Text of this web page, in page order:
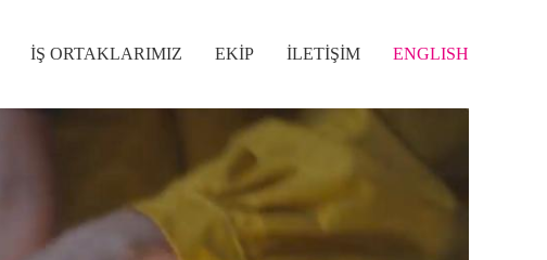
İŞ ORTAKLARIMIZ EKİP İLETİŞİM ENGLISH